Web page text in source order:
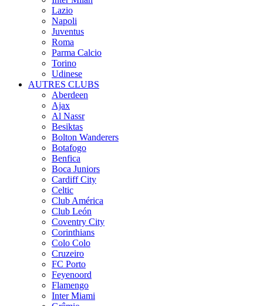
Lazio
Napoli
Juventus
Roma
Parma Calcio
Torino
Udinese
AUTRES CLUBS
Aberdeen
Ajax
Al Nassr
Besiktas
Bolton Wanderers
Botafogo
Benfica
Boca Juniors
Cardiff City
Celtic
Club América
Club León
Coventry City
Corinthians
Colo Colo
Cruzeiro
FC Porto
Feyenoord
Flamengo
Inter Miami